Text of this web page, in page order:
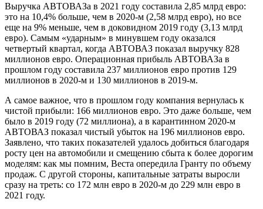
Выручка АВТОВАЗа в 2021 году составила 2,85 млрд евро:
это на 10,4% больше, чем в 2020-м (2,58 млрд евро), но все
еще на 9% меньше, чем в доковидном 2019 году (3,13 млрд
евро). Самым «ударным» в минувшем году оказался
четвертый квартал, когда АВТОВАЗ показал выручку 828
миллионов евро. Операционная прибыль АВТОВАЗа в
прошлом году составила 237 миллионов евро против 129
миллионов в 2020-м и 130 миллионов в 2019-м.
А самое важное, что в прошлом году компания вернулась к
чистой прибыли: 166 миллионов евро. Это даже больше, чем
было в 2019 году (72 миллиона), а в карантинном 2020-м
АВТОВАЗ показал чистый убыток на 196 миллионов евро.
Заявлено, что таких показателей удалось добиться благодаря
росту цен на автомобили и смещению сбыта к более дорогим
моделям: как мы помним, Веста опередила Гранту по объему
продаж. С другой стороны, капитальные затраты выросли
сразу на треть: со 172 млн евро в 2020-м до 229 млн евро в
2021 году.